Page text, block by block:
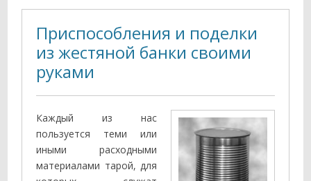
Приспособления и поделки
из жестяной банки своими
руками
Каждый из нас
пользуется теми или
иными расходными
материалами тарой, для